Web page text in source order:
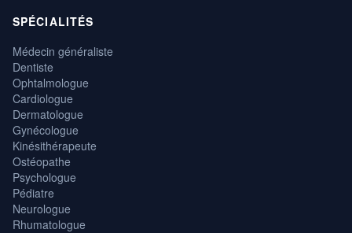
SPÉCIALITÉS
Médecin généraliste
Dentiste
Ophtalmologue
Cardiologue
Dermatologue
Gynécologue
Kinésithérapeute
Ostéopathe
Psychologue
Pédiatre
Neurologue
Rhumatologue